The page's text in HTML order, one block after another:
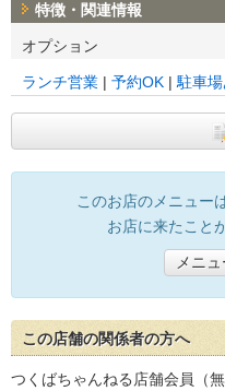
特徴・関連情報
オプション
ランチ営業 予約OK 駐車場
このお店のメニュー
お店に来たこと
メニ
この店舗の関係者の方へ
つくばちゃんねる店舗会員（